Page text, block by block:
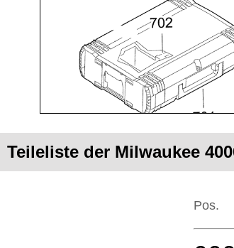
Teileliste der Milwaukee
Pos.